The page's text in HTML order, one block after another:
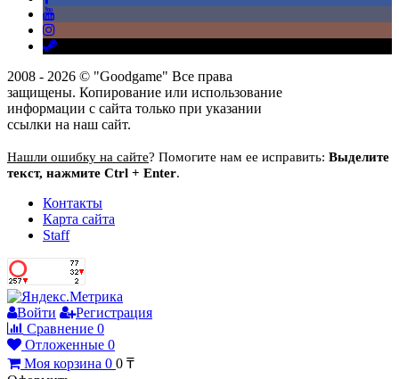
2008 - 2026 © "Goodgame" Все права
защищены. Копирование или использование
информации с сайта только при указании
ссылки на наш сайт.
Нашли ошибку на сайте? Помогите нам ее исправить: Выделите
текст, нажмите Ctrl + Enter.
Контакты
Карта сайта
Staff
Войти
Регистрация
Сравнение 0
Отложенные 0
Моя корзина 0 0 ₸